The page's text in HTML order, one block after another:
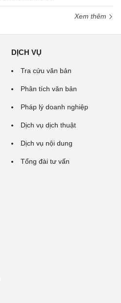
Xem thêm
DỊCH VỤ
Tra cứu văn bản
Phân tích văn bản
Pháp lý doanh nghiệp
Dịch vụ dịch thuật
Dịch vụ nội dung
Tổng đài tư vấn